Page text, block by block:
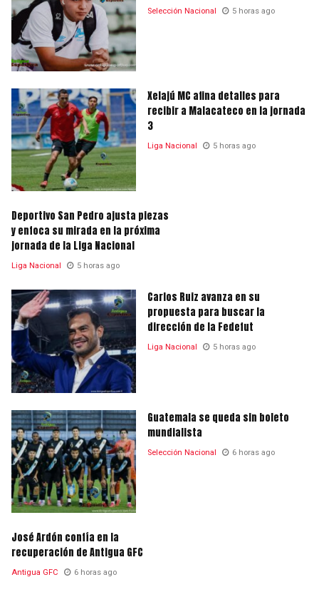
Selección Nacional 5 horas ago
Xelajú MC afina detalles para
recibir a Malacateco en la jornada
3
Liga Nacional 5 horas ago
Deportivo San Pedro ajusta piezas
y enfoca su mirada en la próxima
jornada de la Liga Nacional
Liga Nacional 5 horas ago
Carlos Ruiz avanza en su
propuesta para buscar la
dirección de la Fedefut
Liga Nacional 5 horas ago
Guatemala se queda sin boleto
mundialista
Selección Nacional 6 horas ago
José Ardón confía en la
recuperación de Antigua GFC
Antigua GFC 6 horas ago